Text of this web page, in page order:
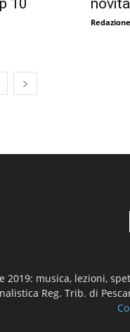
10
Redazione
2019: musica, lezioni,
Reg. Trib. di